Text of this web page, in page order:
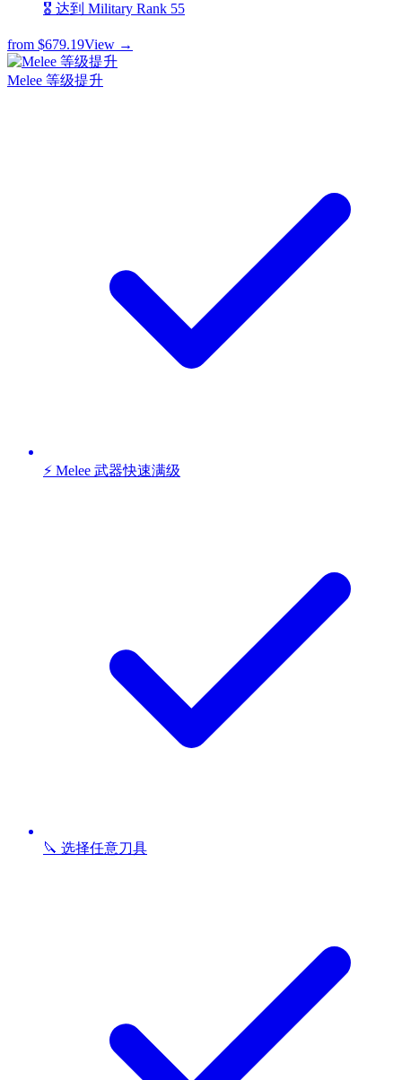
🎖️ 达到 Military Rank 55
from $679.19View →
Melee 等级提升
⚡ Melee 武器快速满级
🔪 选择任意刀具